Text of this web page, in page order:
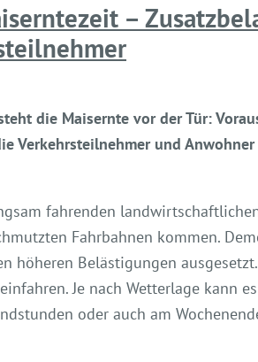
–
die Maisernte vor der Tür:
Verkehrsteilnehmer und
fahrenden
Fahrbahnen kommen.
höheren Belästigungen
Je nach Wetterlage kann
oder auch am